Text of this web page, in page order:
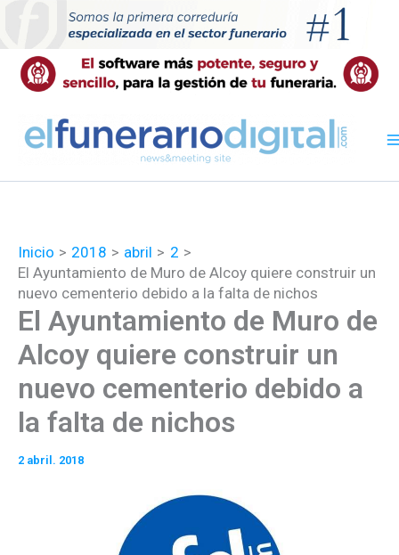
contenido
Inicio 2018 abril
2
El Ayuntamiento de Muro de Alcoy quiere construir un
nuevo cementerio debido a la falta de nichos
El Ayuntamiento de Muro de
Alcoy quiere construir un
nuevo cementerio debido a
la falta de nichos
2 abril. 2018